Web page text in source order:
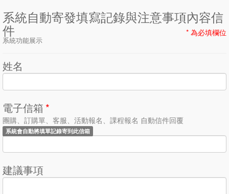
系統自動寄發填寫記錄與注意事項內容信
件 * 為必填欄位
系統功能展示
姓名
電子信箱 *
團購、訂購單、客服、活動報名、課程報名 自動信件回覆
系統會自動將填單記錄寄到此信箱
建議事項